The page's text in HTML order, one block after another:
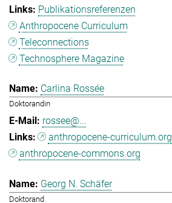
Publikationsreferenzen
Anthropocene Curriculum
Teleconnections
Technosphere Magazine
Carlina Rossée
Doktorandin
rossee@...
anthropocene-curriculum.org
anthropocene-commons.org
Georg N. Schäfer
Doktorand